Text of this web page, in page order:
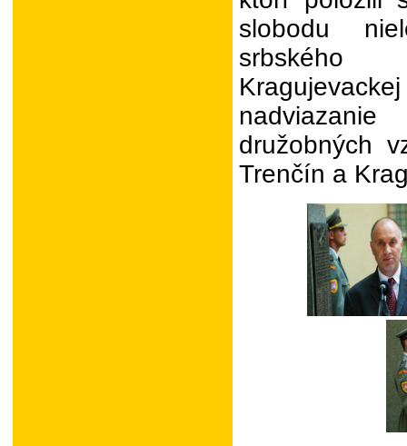
slobodu
srbského
družobných
Trenčín a